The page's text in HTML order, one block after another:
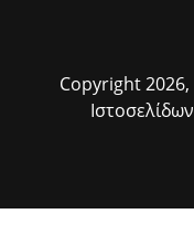
Copyright 2026,
Ιστοσελίδων